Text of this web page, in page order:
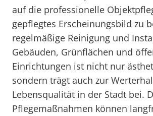
auf die professionelle
gepflegtes Erscheinungsbild zu
regelmäßige Reinigung und
Gebäuden, Grünflächen und
Einrichtungen ist nicht nur
sondern trägt auch zur
Lebensqualität in der Stadt bei.
Pflegemaßnahmen können